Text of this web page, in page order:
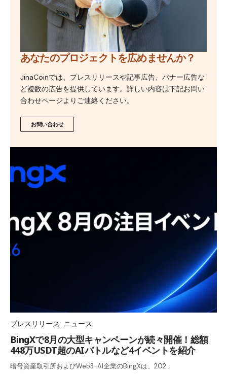
あなたのプロジェクトを広めませんか？
JinaCoinでは、プレスリリースや記事広告、バナー広告な
ど複数の広告を提供しています。詳しい内容は下記お問い
合わせページよりご連絡ください。
お問い合わせ
プレスリリース ニュース
BingXで8月の大型キャンペーンが続々開催！総額
448万USDT超のAIバトルなど4イベントを紹介
暗号資産取引所およびWeb3-AI企業のBingXは、202…